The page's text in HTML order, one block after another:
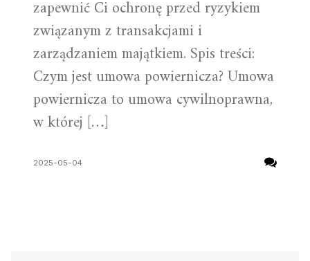
zapewnić Ci ochronę przed ryzykiem
związanym z transakcjami i
zarządzaniem majątkiem. Spis treści:
Czym jest umowa powiernicza? Umowa
powiernicza to umowa cywilnoprawna,
w której […]
2025-05-04